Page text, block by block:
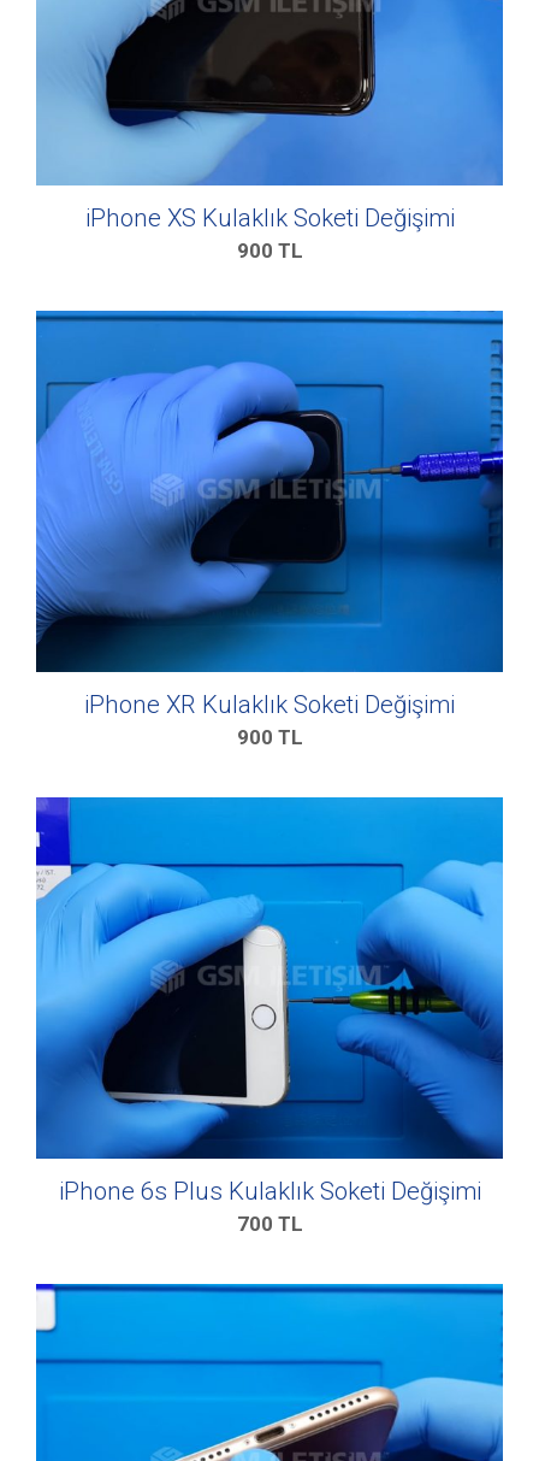
iPhone XS Kulaklık Soketi Değişimi
900 TL
iPhone XR Kulaklık Soketi Değişimi
900 TL
iPhone 6s Plus Kulaklık Soketi Değişimi
700 TL